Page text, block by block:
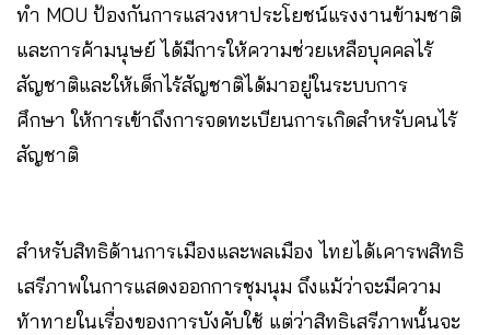
ทำ MOU ป้องกันการแสวงหาประโยชน์แรงงานข้ามชาติ
และการค้ามนุษย์ ได้มีการให้ความช่วยเหลือบุคคลไร้
สัญชาติและให้เด็กไร้สัญชาติได้มาอยู่ในระบบการ
ศึกษา ให้การเข้าถึงการจดทะเบียนการเกิดสำหรับคนไร้
สัญชาติ
สำหรับสิทธิด้านการเมืองและพลเมือง ไทยได้เคารพสิทธิ
เสรีภาพในการแสดงออกการชุมนุม ถึงแม้ว่าจะมีความ
ท้าทายในเรื่องของการบังคับใช้ แต่ว่าสิทธิเสรีภาพนั้นจะ